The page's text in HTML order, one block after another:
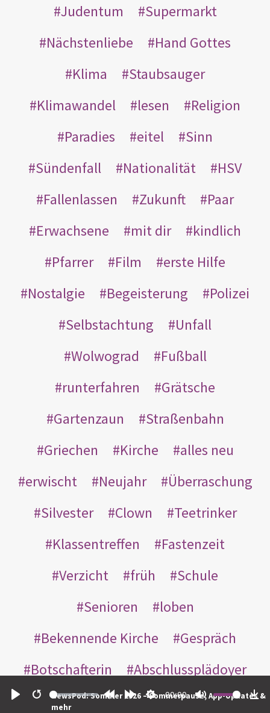
Restart
00:00
NewsPod: Sommer 2026 – Sommerpause, App-Updates &
mehr
Judentum
Supermarkt
Nächstenliebe
Hand Gottes
Klima
Staubsauger
Klimawandel
lesen
Religion
Paradies
eitel
Sinn
Sündenfall
Nationalität
HSV
Fallenlassen
Zukunft
Paar
Erwachsene
mit dir
kindlich
Pfarrer
Film
erste Hilfe
Nostalgie
Begeisterung
Polizei
Selbstachtung
Unfall
Wolwograd
Fußball
runterfahren
Grätsche
Gartenzaun
Straßenbahn
Griechen
Kirche
alles neu
erwischt
Neujahr
Überraschung
Silvester
Clown
Teetrinker
Klassentreffen
Fastenzeit
Verzicht
früh
Schule
Senioren
loben
Bekennende Kirche
Gespräch
Botschafterin
Abschlussplädoyer
Hitler
Uni Nächster